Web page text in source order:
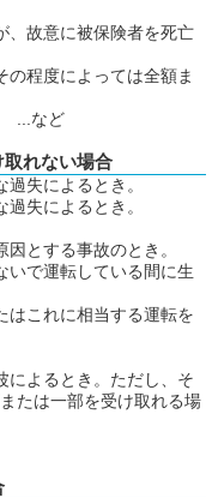
、故意に被保険者を死亡
の程度によっては全額ま
れない場合
失によるとき。
失によるとき。
とする事故のとき。
いで運転している間に生
はこれに相当する運転を
によるとき。ただし、そ
たは一部を受け取れる場